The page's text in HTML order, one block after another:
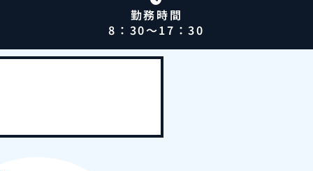
勤務時間
8：30～17：30